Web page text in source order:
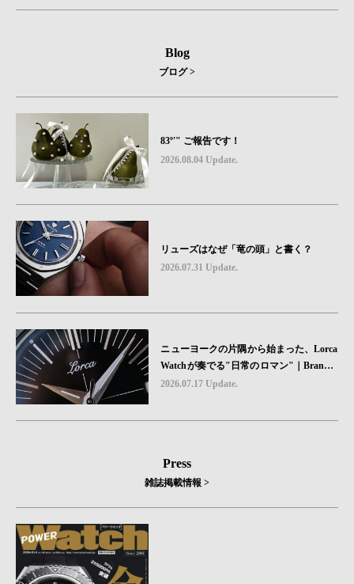
Blog
ブログ >
83º'" ご報告です！
2026.08.04 Update.
リューズはなぜ「竜の頭」と書く？
2026.07.31 Update.
ニューヨークの片隅から始まった、Lorca
Watchが奏でる"日常のロマン"｜Brand P
icks #08
2026.07.17 Update.
Press
雑誌掲載情報 >